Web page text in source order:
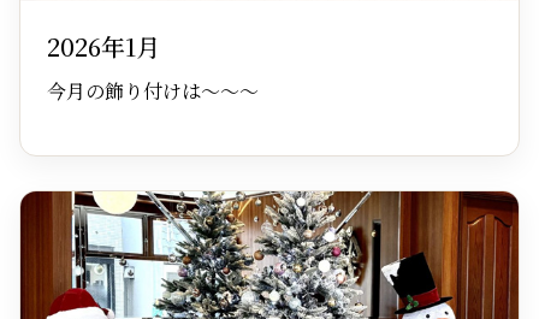
2026年1月
今月の飾り付けは～～～